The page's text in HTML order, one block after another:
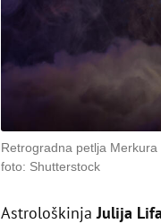
Retrogradna petlja
foto: Shutterstock
AstrološkinjaJulija